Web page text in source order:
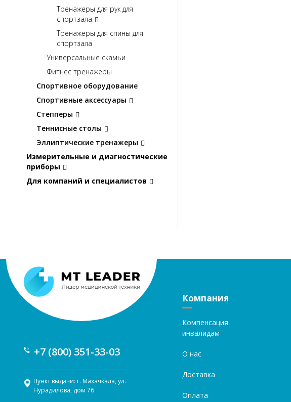
Тренажеры для рук для
спортзала
Тренажеры для спины для
спортзала
Универсальные скамьи
Фитнес тренажеры
Спортивное оборудование
Спортивные аксессуары
Степперы
Теннисные столы
Эллиптические тренажеры
Измерительные и диагностические
приборы
Для компаний и специалистов
+7 (800) 351-33-03
Пункт выдачи: г. Махачкала, ул.
Нурадилова, дом 76
Компания
Компенсация
инвалидам
О нас
Доставка
Оплата